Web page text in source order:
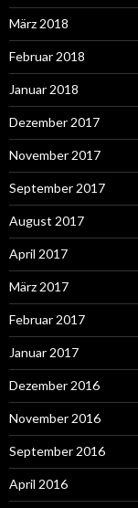
März 2018
Februar 2018
Januar 2018
Dezember 2017
November 2017
September 2017
August 2017
April 2017
März 2017
Februar 2017
Januar 2017
Dezember 2016
November 2016
September 2016
April 2016